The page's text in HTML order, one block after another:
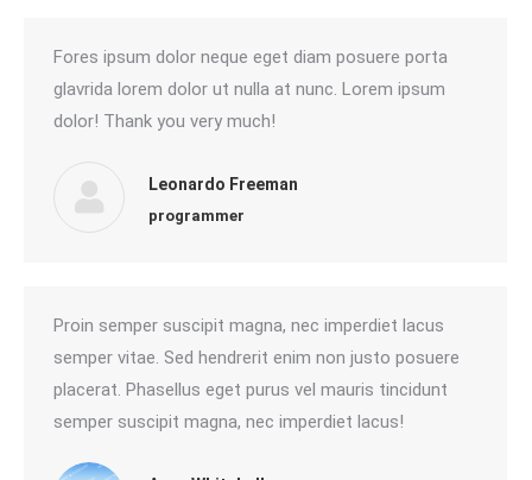
Fores ipsum dolor neque eget diam posuere porta
glavrida lorem dolor ut nulla at nunc. Lorem ipsum
dolor! Thank you very much!
Leonardo Freeman
programmer
Proin semper suscipit magna, nec imperdiet lacus
semper vitae. Sed hendrerit enim non justo posuere
placerat. Phasellus eget purus vel mauris tincidunt
semper suscipit magna, nec imperdiet lacus!